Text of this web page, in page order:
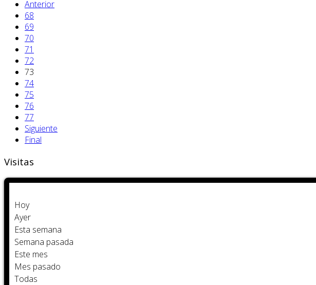
Anterior
68
69
70
71
72
73
74
75
76
77
Siguiente
Final
Visitas
Hoy
Ayer
Esta semana
Semana pasada
Este mes
Mes pasado
Todas